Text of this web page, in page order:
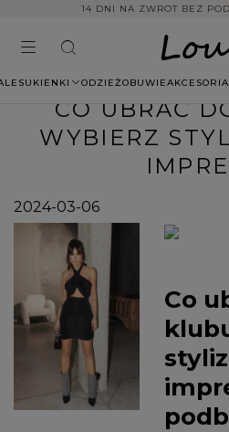
14 DNI NA ZWROT BEZ
SUKIENKI ODZIEŻOBUWIEAKCESORIA
CO UBRAĆ
WYBIERZ
2024-03-06
Co